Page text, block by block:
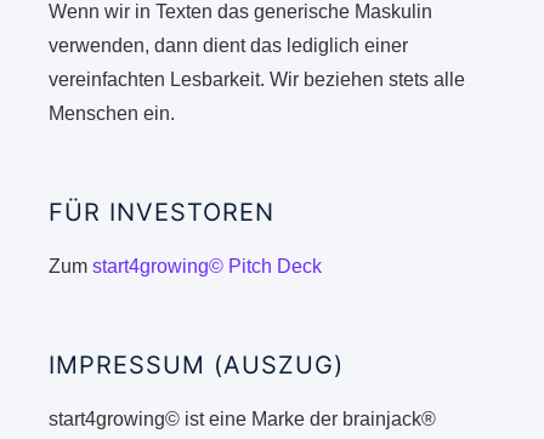
Wenn wir in Texten das generische Maskulin
verwenden, dann dient das lediglich einer
vereinfachten Lesbarkeit. Wir beziehen stets alle
Menschen ein.
FÜR INVESTOREN
Zumstart4growing© Pitch Deck
IMPRESSUM (AUSZUG)
start4growing© ist eine Marke der brainjack®